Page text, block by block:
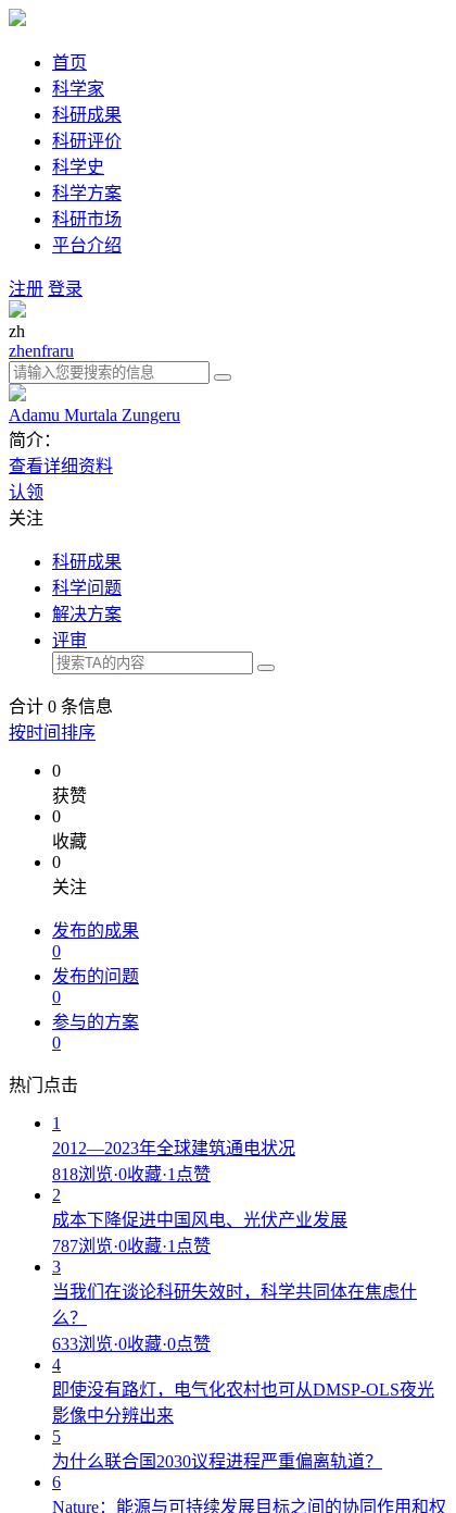
首页
科学家
科研成果
科研评价
科学史
科学方案
科研市场
平台介绍
注册 登录
zh
zhenfraru
Adamu Murtala Zungeru
简介：
查看详细资料
认领
关注
科研成果
科学问题
解决方案
评审
合计 0 条信息
按时间排序
0
获赞
0
收藏
0
关注
发布的成果
0
发布的问题
0
参与的方案
0
热门点击
1
2012—2023年全球建筑通电状况
818浏览·0收藏·1点赞
2
成本下降促进中国风电、光伏产业发展
787浏览·0收藏·1点赞
3
当我们在谈论科研失效时，科学共同体在焦虑什
么？
633浏览·0收藏·0点赞
4
即使没有路灯，电气化农村也可从DMSP-OLS夜光
影像中分辨出来
5
为什么联合国2030议程进程严重偏离轨道？
6
Nature：能源与可持续发展目标之间的协同作用和权